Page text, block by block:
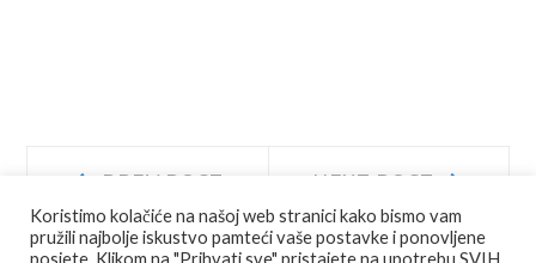
Navigacija
objava
PREV POST NEXT POST
Koristimo kolačiće na našoj web stranici kako bismo vam
pružili najbolje iskustvo pamteći vaše postavke i ponovljene
posjete. Klikom na "Prihvati sve" pristajete na upotrebu SVIH